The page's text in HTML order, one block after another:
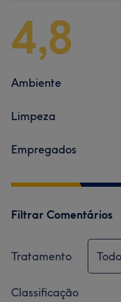
4,8
Ambiente
Limpeza
Empregados
Filtrar Comentários
Tratamento
Classificação